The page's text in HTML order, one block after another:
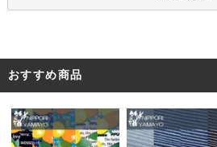
おすすめ商品